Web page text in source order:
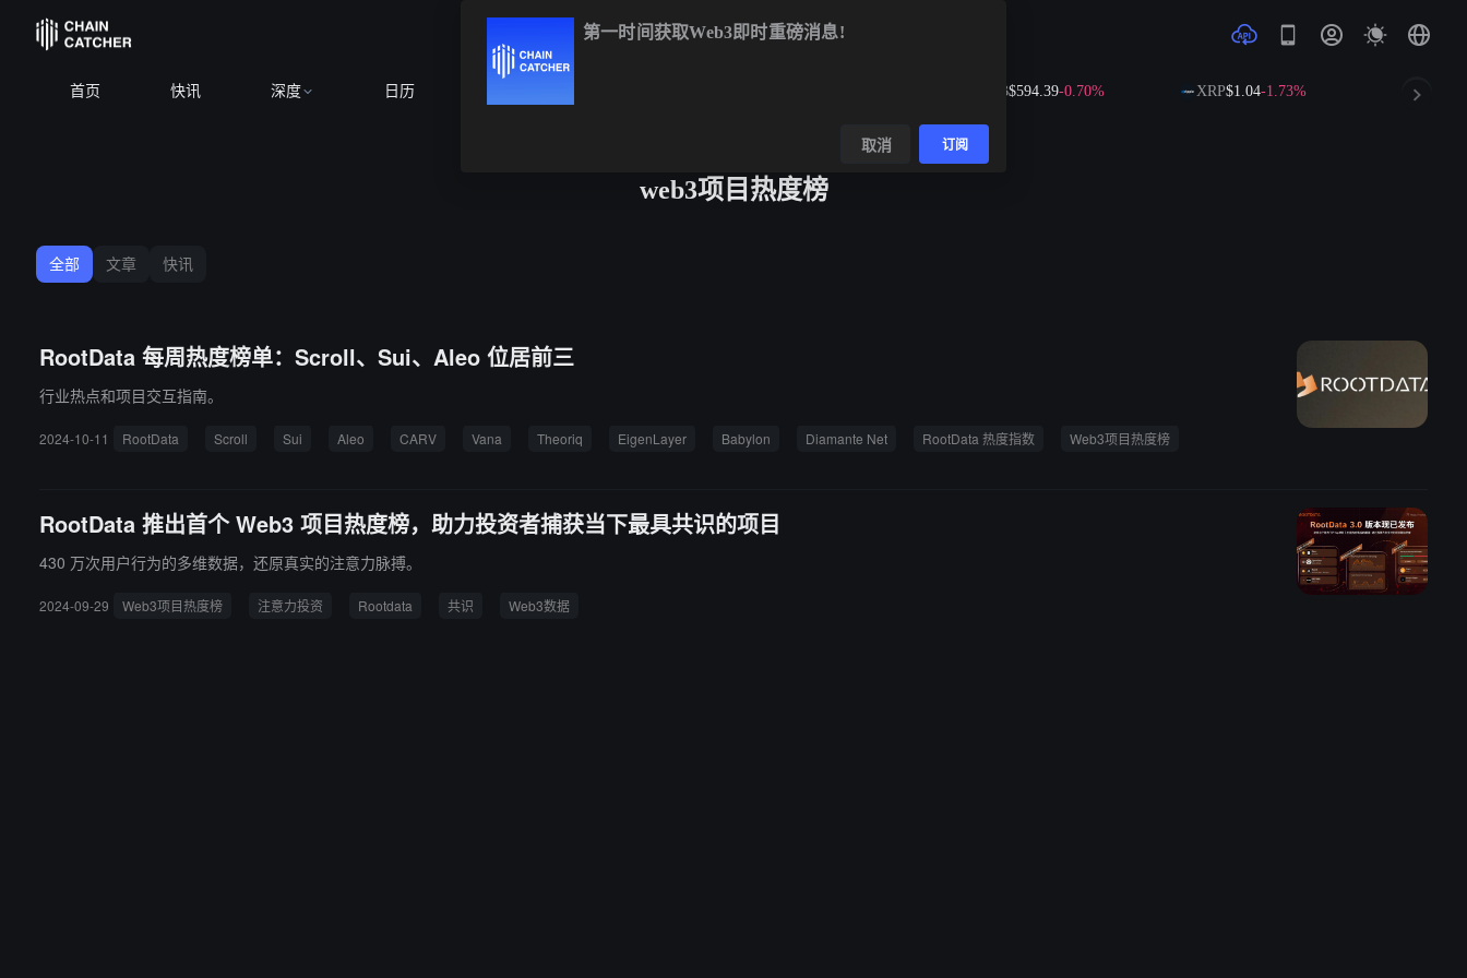
首页 快讯 深度 日历 $594.39-0.70% XRP$1.04-1.73% SOL
web3项目热度榜
全部 文章 快讯
RootData 每周热度榜单：Scroll、Sui、Aleo 位居前三
行业热点和项目交互指南。
2024-10-11 RootData Scroll Sui Aleo CARV Vana Theoriq EigenLayer Babylon Diamante Net RootData 热度指数 Web3项目热度榜
RootData 推出首个 Web3 项目热度榜，助力投资者捕获当下最具共识的项目
430 万次用户行为的多维数据，还原真实的注意力脉搏。
2024-09-29 Web3项目热度榜 注意力投资 Rootdata 共识 Web3数据
第一时间获取Web3即时重磅消息!
取消 订阅